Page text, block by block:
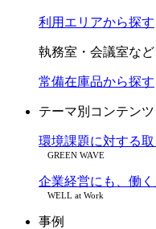
利用エリアから探す
執務室・会議室など
常備在庫品から探す
テーマ別コンテンツ
環境課題に対する
GREEN WAVE
企業経営にも、働
WELL at Work
事例